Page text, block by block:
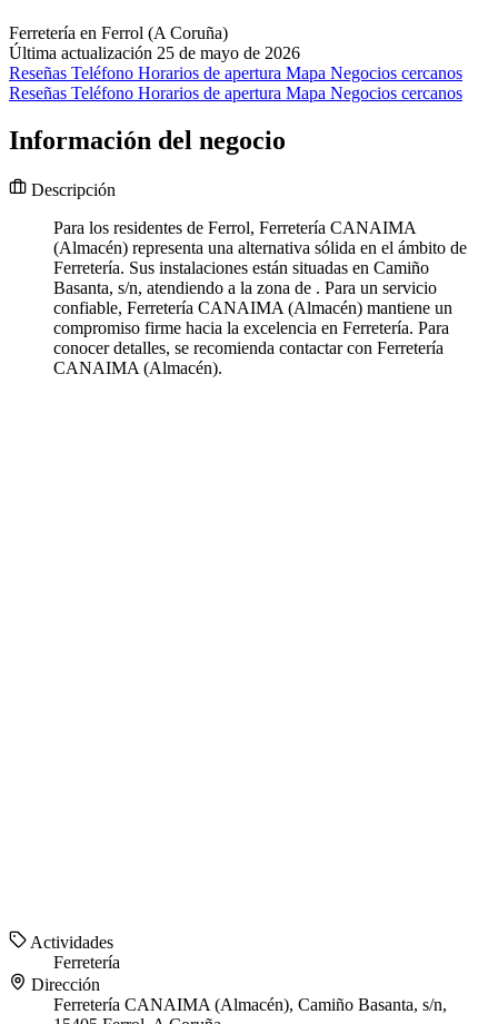
Ferretería en Ferrol (A Coruña)
Última actualización 25 de mayo de 2026
Reseñas Teléfono Horarios de apertura Mapa Negocios cercanos
Reseñas Teléfono Horarios de apertura Mapa Negocios cercanos
Información del negocio
Descripción
Para los residentes de Ferrol, Ferretería CANAIMA
(Almacén) representa una alternativa sólida en el ámbito de
Ferretería. Sus instalaciones están situadas en Camiño
Basanta, s/n, atendiendo a la zona de . Para un servicio
confiable, Ferretería CANAIMA (Almacén) mantiene un
compromiso firme hacia la excelencia en Ferretería. Para
conocer detalles, se recomienda contactar con Ferretería
CANAIMA (Almacén).
Actividades
Ferretería
Dirección
Ferretería CANAIMA (Almacén), Camiño Basanta, s/n,